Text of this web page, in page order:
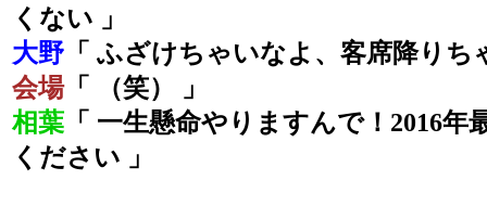
くない 」
大野 「 ふざけちゃいなよ、客席降りち
会場「 （笑） 」
相葉 「 一生懸命やりますんで！2016年
ください 」